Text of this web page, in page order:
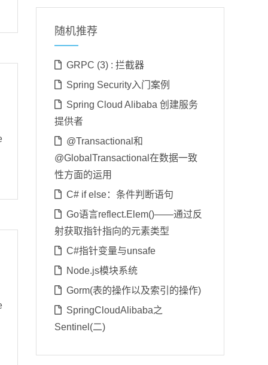
随机推荐
GRPC (3) : 拦截器
Spring Security入门案例
Spring Cloud Alibaba 创建服务
提供者
@Transactional和
@GlobalTransactional在数据一致
性方面的运用
C# if else：条件判断语句
Go语言reflect.Elem()——通过反
射获取指针指向的元素类型
C#指针变量与unsafe
Node.js模块系统
Gorm(表的操作以及索引的操作)
SpringCloudAlibaba之
Sentinel(二)